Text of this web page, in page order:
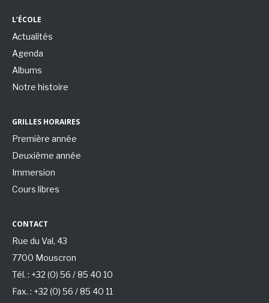
L’ÉCOLE
Actualités
Agenda
Albums
Notre histoire
GRILLES HORAIRES
Première année
Deuxième année
Immersion
Cours libres
CONTACT
Rue du Val, 43
7700 Mouscron
Tél. : +32 (0) 56 / 85 40 10
Fax. : +32 (0) 56 / 85 40 11